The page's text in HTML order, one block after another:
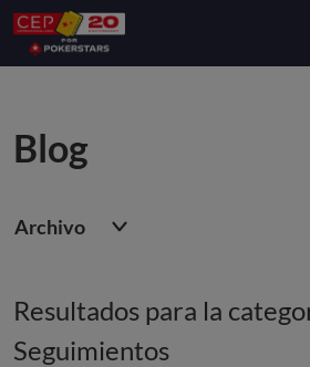
Blog
Archivo
Resultados para la
Seguimientos